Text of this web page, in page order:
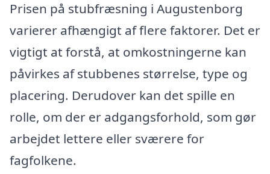
Prisen på stubfræsning i Augustenborg
varierer afhængigt af flere faktorer. Det er
vigtigt at forstå, at omkostningerne kan
påvirkes af stubbenes størrelse, type og
placering. Derudover kan det spille en
rolle, om der er adgangsforhold, som gør
arbejdet lettere eller sværere for
fagfolkene.